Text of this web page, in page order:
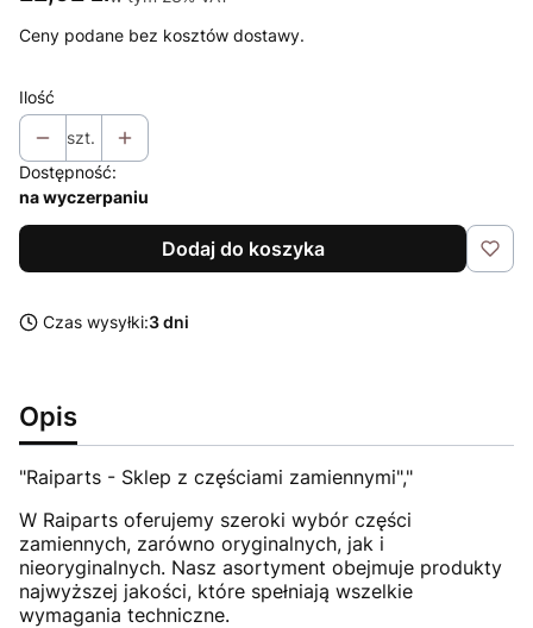
Ceny podane bez kosztów dostawy.
Ilość
szt.
Dostępność:
na wyczerpaniu
Dodaj do koszyka
Czas wysyłki:3 dni
Opis
"Raiparts - Sklep z częściami zamiennymi","
W Raiparts oferujemy szeroki wybór części
zamiennych, zarówno oryginalnych, jak i
nieoryginalnych. Nasz asortyment obejmuje produkty
najwyższej jakości, które spełniają wszelkie
wymagania techniczne.